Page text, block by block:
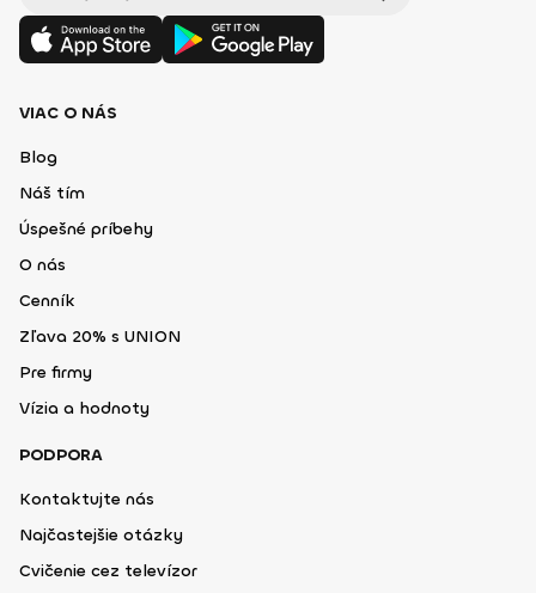
VIAC O NÁS
Blog
Náš tím
Úspešné príbehy
O nás
Cenník
Zľava 20% s UNION
Pre firmy
Vízia a hodnoty
PODPORA
Kontaktujte nás
Najčastejšie otázky
Cvičenie cez televízor